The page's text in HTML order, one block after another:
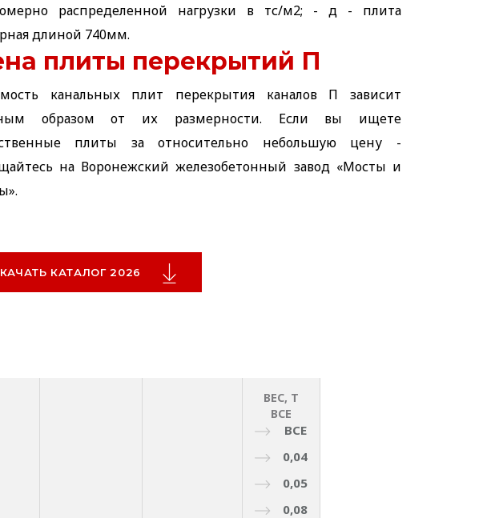
распределенной нагрузки в тс/м2; - д - плита
длиной 740мм.
плиты перекрытий П
канальных плит перекрытия каналов П зависит
образом от их размерности. Если вы ищете
плиты за относительно небольшую цену -
на Воронежский железобетонный завод «Мосты и
КАТАЛОГ 2026
ВЕС, Т
ВСЕ
ВСЕ
0,04
0,05
0,08